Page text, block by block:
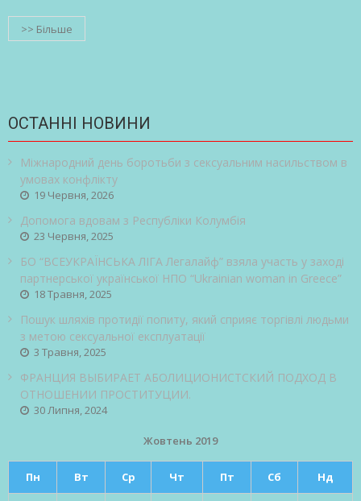
>> Більше
ОСТАННІ НОВИНИ
Міжнародний день боротьби з сексуальним насильством в
умовах конфлікту
19 Червня, 2026
Допомога вдовам з Республіки Колумбія
23 Червня, 2025
БО “ВСЕУКРАЇНСЬКА ЛІГА Легалайф” взяла участь у заході
партнерської української НПО “Ukrainian woman in Greece”
18 Травня, 2025
Пошук шляхів протидії попиту, який сприяє торгівлі людьми
з метою сексуальної експлуатації
3 Травня, 2025
ФРАНЦИЯ ВЫБИРАЕТ АБОЛИЦИОНИСТСКИЙ ПОДХОД В
ОТНОШЕНИИ ПРОСТИТУЦИИ.
30 Липня, 2024
Жовтень 2019
Пн Вт Ср Чт Пт Сб Нд